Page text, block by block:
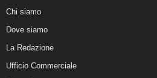
Chi siamo
Dove siamo
La Redazione
Ufficio Commerciale